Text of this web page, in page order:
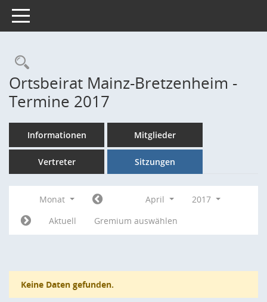
Toggle navigation
Rechercheauswahl
Ortsbeirat Mainz-Bretzenheim -
Termine 2017
Informationen Mitglieder
Vertreter Sitzungen
Monat April
2017
Aktuell
Gremium auswählen
Keine Daten gefunden.